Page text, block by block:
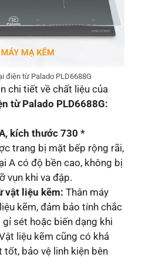
điện từ Palado PLD6688G
chi tiết về chất liệu của
từ Palado PLD6688G:
kích thước 730 *
trang bị mặt bếp rộng rãi,
A có độ bền cao, không bị
vụn khi va đập.
vật liệu kẽm: Thân máy
kẽm, đảm bảo tính chắc
sét hoặc biến dạng khi
liệu kẽm cũng có khả
tốt, bảo vệ linh kiện bên